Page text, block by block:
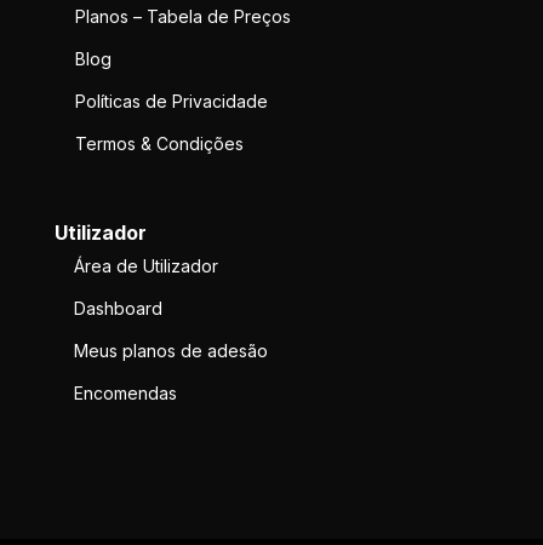
Planos – Tabela de Preços
Blog
Políticas de Privacidade
Termos & Condições
Utilizador
Área de Utilizador
Dashboard
Meus planos de adesão
Encomendas